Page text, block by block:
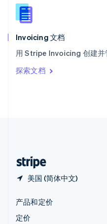
Invoicing 文档
用 Stripe Invoicing 创建并
探索文档
美国 (简体中文)
新西兰
English
匈牙利
English
ItalianoEnglish
印度
English
产品和定价
定价